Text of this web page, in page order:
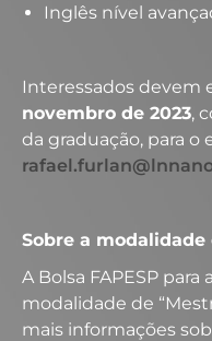
Inglês nível
Interessados devem
novembro de 2023,
da graduação, para o
Sobre a modalidade
A Bolsa FAPESP para
modalidade de
mais informações